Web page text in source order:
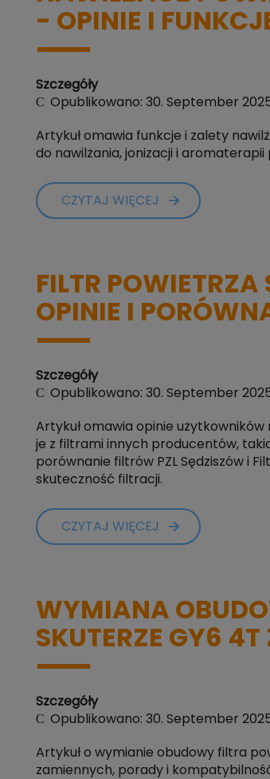
- OPINIE I
Szczegóły
Opublikowano: 30. September
Artykuł omawia funkcje i zalety
do nawilżania, jonizacji i
CZYTAJ WIĘCEJ
FILTR
OPINIE I
Szczegóły
Opublikowano: 30. September
Artykuł omawia opinie
je z filtrami innych producentów,
porównanie filtrów PZL Sędziszów i
skuteczność filtracji.
CZYTAJ WIĘCEJ
WYMIANA
SKUTERZE GY6 4T
Szczegóły
Opublikowano: 30. September
Artykuł o wymianie obudowy filtra
zamiennych, porady i